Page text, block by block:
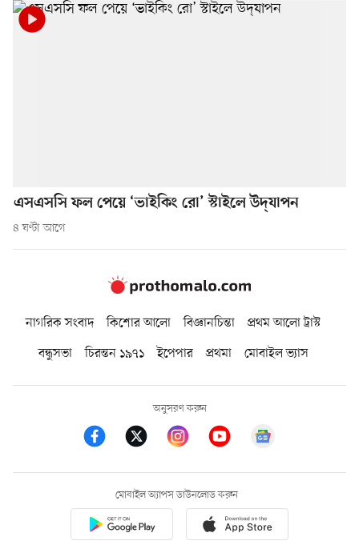
এসএসসি ফল পেয়ে ‘ভাইকিং রো’ স্টাইলে উদ্‌যাপন
৪ ঘণ্টা আগে
নাগরিক সংবাদ কিশোর আলো বিজ্ঞানচিন্তা
প্রথম আলো ট্রাস্ট
বন্ধুসভা
চিরন্তন ১৯৭১ ইপেপার প্রথমা মোবাইল ভ্যাস
অনুসরণ করুন
মোবাইল অ্যাপস ডাউনলোড করুন